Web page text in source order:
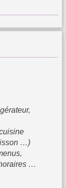
…)
…